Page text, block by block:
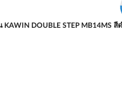
KAWIN DOUBLE STEP MB14MS สี